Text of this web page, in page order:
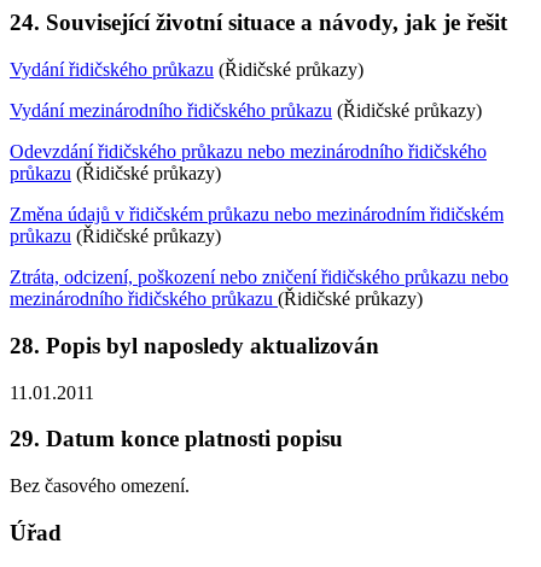
24. Související životní situace a návody, jak je řešit
Vydání řidičského průkazu (Řidičské průkazy)
Vydání mezinárodního řidičského průkazu (Řidičské průkazy)
Odevzdání řidičského průkazu nebo mezinárodního řidičského
průkazu (Řidičské průkazy)
Změna údajů v řidičském průkazu nebo mezinárodním řidičském
průkazu (Řidičské průkazy)
Ztráta, odcizení, poškození nebo zničení řidičského průkazu nebo
mezinárodního řidičského průkazu (Řidičské průkazy)
28. Popis byl naposledy aktualizován
11.01.2011
29. Datum konce platnosti popisu
Bez časového omezení.
Úřad